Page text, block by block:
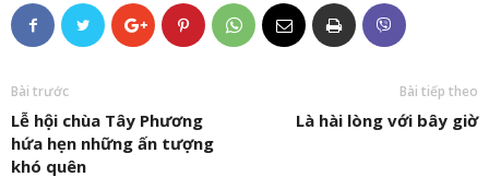
Bài trước
Lễ hội chùa Tây Phương
hứa hẹn những ấn tượng
khó quên
Bài tiếp theo
Là hài lòng với bây giờ